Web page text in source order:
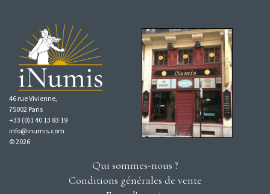
46 rue Vivienne,
75002 Paris
+33 (0)1 40 13 83 19
info@inumis.com
© 2026
Qui sommes-nous ?
Conditions générales de vente